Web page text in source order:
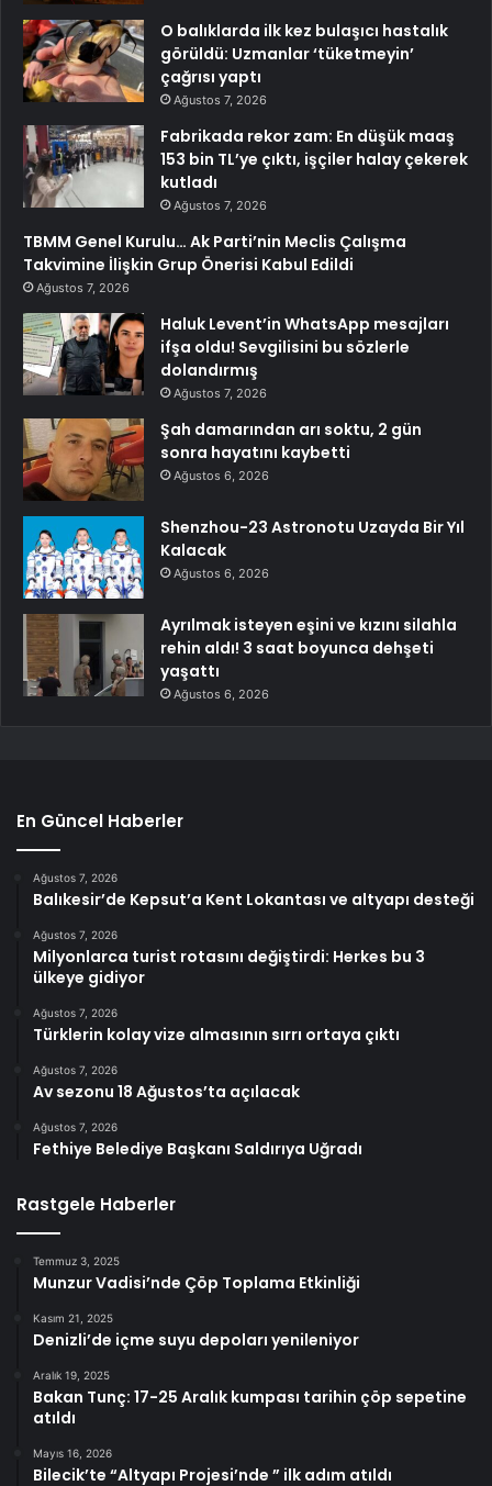
O balıklarda ilk kez bulaşıcı hastalık
görüldü: Uzmanlar ‘tüketmeyin’
çağrısı yaptı
Ağustos 7, 2026
Fabrikada rekor zam: En düşük maaş
153 bin TL’ye çıktı, işçiler halay çekerek
kutladı
Ağustos 7, 2026
TBMM Genel Kurulu… Ak Parti’nin Meclis Çalışma
Takvimine İlişkin Grup Önerisi Kabul Edildi
Ağustos 7, 2026
Haluk Levent’in WhatsApp mesajları
ifşa oldu! Sevgilisini bu sözlerle
dolandırmış
Ağustos 7, 2026
Şah damarından arı soktu, 2 gün
sonra hayatını kaybetti
Ağustos 6, 2026
Shenzhou-23 Astronotu Uzayda Bir Yıl
Kalacak
Ağustos 6, 2026
Ayrılmak isteyen eşini ve kızını silahla
rehin aldı! 3 saat boyunca dehşeti
yaşattı
Ağustos 6, 2026
En Güncel Haberler
Ağustos 7, 2026
Balıkesir’de Kepsut’a Kent Lokantası ve altyapı desteği
Ağustos 7, 2026
Milyonlarca turist rotasını değiştirdi: Herkes bu 3
ülkeye gidiyor
Ağustos 7, 2026
Türklerin kolay vize almasının sırrı ortaya çıktı
Ağustos 7, 2026
Av sezonu 18 Ağustos’ta açılacak
Ağustos 7, 2026
Fethiye Belediye Başkanı Saldırıya Uğradı
Rastgele Haberler
Temmuz 3, 2025
Munzur Vadisi’nde Çöp Toplama Etkinliği
Kasım 21, 2025
Denizli’de içme suyu depoları yenileniyor
Aralık 19, 2025
Bakan Tunç: 17-25 Aralık kumpası tarihin çöp sepetine
atıldı
Mayıs 16, 2026
Bilecik’te “Altyapı Projesi’nde ” ilk adım atıldı